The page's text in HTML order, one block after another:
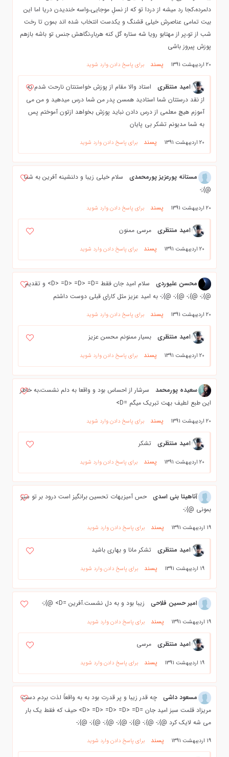
دلمرده،کجا رد میشه از دردا تو که از نسلِ موجایی،واسه خندیدن دریا اما این
بیت تمامی عناصرش خیلی قشنگ و یکدست انتخاب شده اند بمون تا رخت
شب از تو،پر از مهتابو رویا شه ستاره گل کنه هربار،نگاهش جنس تو باشه بازهم
پوزش پیروز باشی
20 اردیبهشت 1391 پسند برای پاسخ دادن وارد شوید
امید منتظری
استاد والا مقام از پوزش خواستنتان نارحت شدم نه
از نقد درستتان شما استادید همسن پدر من شما درس میدهید و من می
آموزم هیچ معلمی از درس دادن نباید پوزش بخواهد ازتون آموختم پس
به شما مدیونم تشکر بی پایان
20 اردیبهشت 1391 پسند برای پاسخ دادن وارد شوید
مستانه پورعزیز پورمحمدی
سلام خیلی زیبا و دلنشینه آفرین به شما
@};-
20 اردیبهشت 1391 پسند برای پاسخ دادن وارد شوید
امید منتظری مرسی ممنون
20 اردیبهشت 1391 پسند برای پاسخ دادن وارد شوید
محسن علیوردی
سلام امید جان فقط =D> =D> =D> =D> و تقدیم
@};- @};- @};- @};- به امید عزیز مثل کارای قبلی دوست داشتم
20 اردیبهشت 1391 پسند برای پاسخ دادن وارد شوید
امید منتظری بسیار ممنونم محسن عزیز
20 اردیبهشت 1391 پسند برای پاسخ دادن وارد شوید
سعیده پورمحمد
سرشار از احساس بود و واقعا به دلم نشست،به خاطر
این طبع لطیف بهت تبریک میگم =D>
20 اردیبهشت 1391 پسند برای پاسخ دادن وارد شوید
امید منتظری تشکر
20 اردیبهشت 1391 پسند برای پاسخ دادن وارد شوید
آناهیتا بنی اسدی
حس آمیزیهات تحسین برانگیز است درود بر تو سبز
بمونی @};-
19 اردیبهشت 1391 پسند برای پاسخ دادن وارد شوید
امید منتظری تشکر مانا و بهاری باشید
19 اردیبهشت 1391 پسند برای پاسخ دادن وارد شوید
امیر حسین فلاحی زیبا بود و به دل نشست.آفرین =D> @};-
19 اردیبهشت 1391 پسند برای پاسخ دادن وارد شوید
امید منتظری مرسی
19 اردیبهشت 1391 پسند برای پاسخ دادن وارد شوید
مسعود داشی
چه قدر زیبا و پر قدرت بود به به واقعاً لذت بردم دست
مریزاد قلمت سبز امید جان =D> =D> =D> =D> =D> حیف که فقط یک بار
می شه لایک کرد @};- @};- @};- @};- @};- @};- @};-
19 اردیبهشت 1391 پسند برای پاسخ دادن وارد شوید